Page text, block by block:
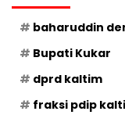
baharuddin
Bupati Kukar
dprd kaltim
fraksi pdip